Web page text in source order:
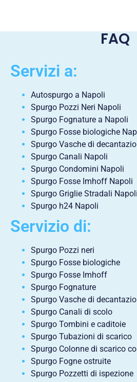
FAQ
Servizi a:
Autospurgo a Napoli
Spurgo Pozzi Neri Napoli
Spurgo Fognature a Napoli
Spurgo Fosse biologiche
Spurgo Vasche di
Spurgo Canali Napoli
Spurgo Condomini Napoli
Spurgo Fosse Imhoff Napoli
Spurgo Griglie Stradali Napoli
Spurgo h24 Napoli
Servizio di:
Spurgo Pozzi neri
Spurgo Fosse biologiche
Spurgo Fosse Imhoff
Spurgo Fognature
Spurgo Vasche di
Spurgo Canali di scolo
Spurgo Tombini e caditoie
Spurgo Tubazioni di scarico
Spurgo Colonne di scarico
Spurgo Fogne ostruite
Spurgo Pozzetti di ispezione